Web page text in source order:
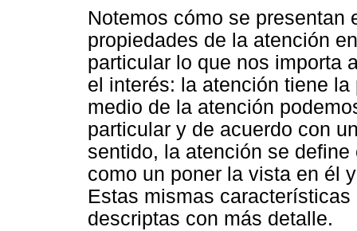
Notemos cómo se presentan
propiedades de la atención
particular lo que nos importa
el interés: la atención tiene
medio de la atención
particular y de acuerdo con
sentido, la atención se
como un poner la vista en él
Estas mismas
descriptas con más detalle.